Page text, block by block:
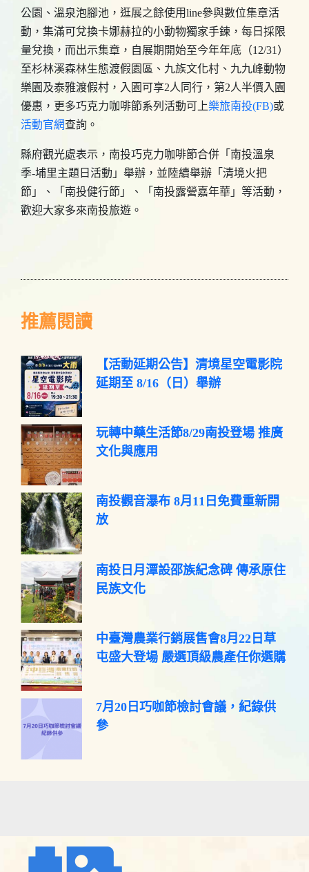
公園、溫泉泡腳池，逛展之餘使用line參與數位集章活
動，集滿可兌換卡娜赫拉的小動物獨家手鍊，每日採限
量兌換，而出示集章，自展期開始至今年年底（12/31）
至杉林溪森林生態渡假園區、九族文化村、九九峰動物
樂園及泰雅渡假村，入園可享2人同行，第2人半價入園
優惠，更多巧克力咖啡節系列活動可上樂旅南投(FB)或
活動官網查詢。
縣府觀光處表示，南投巧克力咖啡節合併「南投溫泉
季-埔里主題日活動」舉辦，並陸續舉辦「清境火把
節」、「南投健行節」、「南投露營嘉年華」等活動，
歡迎大家多來南投旅遊。
推薦閱讀
【活動延期公告】清境星空電影院
延期至 8/16（日）舉辦
玩轉中藥生活節8/29南投登場 推廣
文化與應用
南投觀音瀑布 8月11日免費重新開
放
南投日月潭設邵族紀念碑 傳承原住
民族文化
中臺灣農業行銷展售會8月22日草
屯盛大登場 嚴選頂級農產任你選購
7月20日巧咖節檢討會議，紀錄供
參